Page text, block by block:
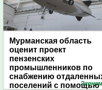
Мурманская область
оценит проект
пензенских
промышленников по
снабжению
поселений с помощью